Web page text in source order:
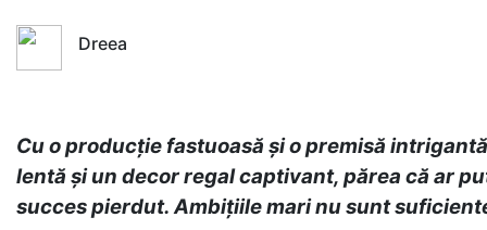
Dreea
Cu o producție fastuoasă și o premisă
lentă și un decor regal captivant, părea că ar
succes pierdut. Ambițiile mari nu sunt